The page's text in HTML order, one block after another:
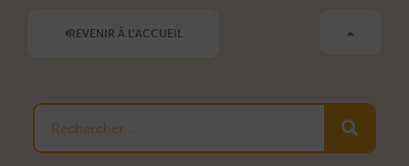
REVENIR À L'ACCUEIL
Rechercher